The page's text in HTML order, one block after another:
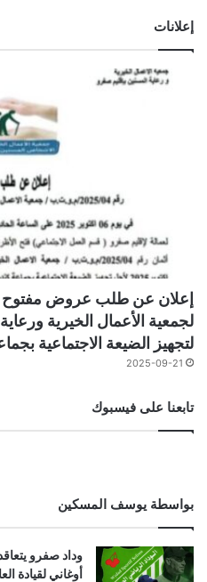
إعلانات
لجمعية الأعمال الخيرية
لتجهيز الضيعة الاجتماعية
2025-09-21
تابعنا على فيسبوك
بواسطة يوسف المسكين
وداد صفرو
أوغاني لقيادة